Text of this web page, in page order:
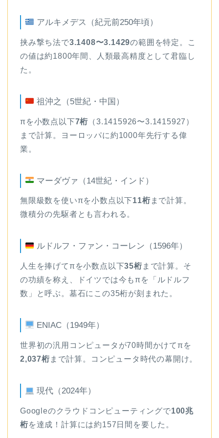
アルキメデス（紀元前250年頃）
挟み撃ち法で3.1408〜3.1429の範囲を特定。こ
の値は約1800年間、人類最高精度として君臨し
た。
祖沖之（5世紀・中国）
πを小数点以下7桁 （3.1415926〜3.1415927）
まで計算。ヨーロッパに約1000年先行する偉
業。
マーダヴァ（14世紀・インド）
無限級数を使いπを小数点以下11桁 まで計算。
微積分の先駆者とも言われる。
ルドルフ・ファン・コーレン（1596年）
人生を捧げてπを小数点以下35桁 まで計算。そ
の功績を称え、ドイツでは今もπを「ルドルフ
数」と呼ぶ。墓石にこの35桁が刻まれた。
ENIAC（1949年）
世界初の汎用コンピュータが70時間かけてπを
2,037桁 まで計算。コンピュータ時代の幕開け。
現代（2024年）
Googleのクラウドコンピューティングで100兆
桁を達成！計算には約157日間を要した。